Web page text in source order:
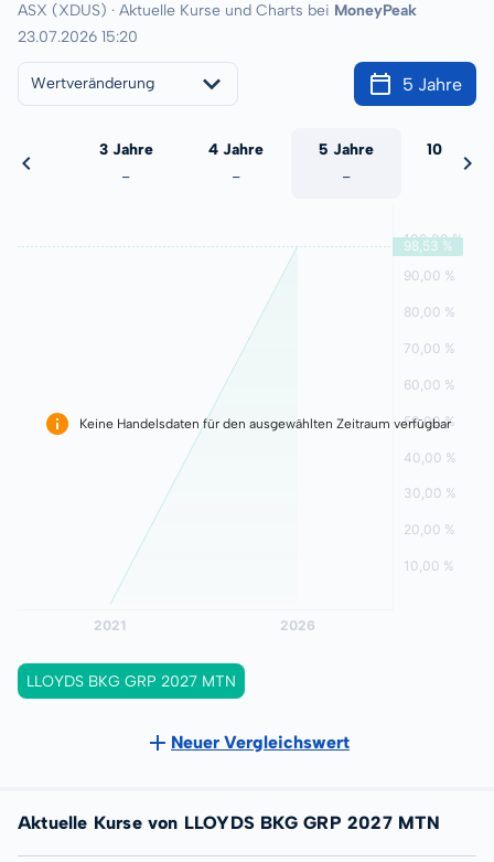
ASX (XDUS) · Aktuelle Kurse und Charts bei MoneyPeak
23.07.2026 15:20
Wertveränderung 5 Jahre
3 Jahre
-
4 Jahre
-
5 Jahre
-
10 Jahre
Keine Handelsdaten für den ausgewählten Zeitraum verfügbar
LLOYDS BKG GRP 2027 MTN
Neuer Vergleichswert
Aktuelle Kurse von LLOYDS BKG GRP 2027 MTN